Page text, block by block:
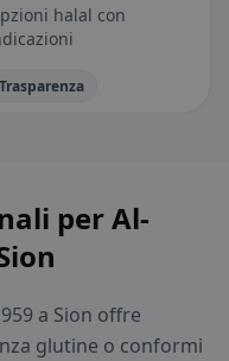
halal con
Trasparenza
per Al-
a Sion offre
glutine o conformi